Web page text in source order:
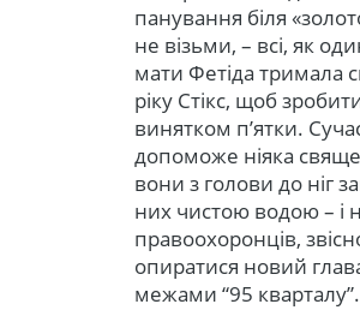
панування біля
не візьми, – всі, як
мати Фетіда тримала
ріку Стікс, щоб
винятком п’ятки.
допоможе ніяка
вони з голови до ніг
них чистою водою – і
правоохоронців,
опиратися новий
межами “95 кварталу”.